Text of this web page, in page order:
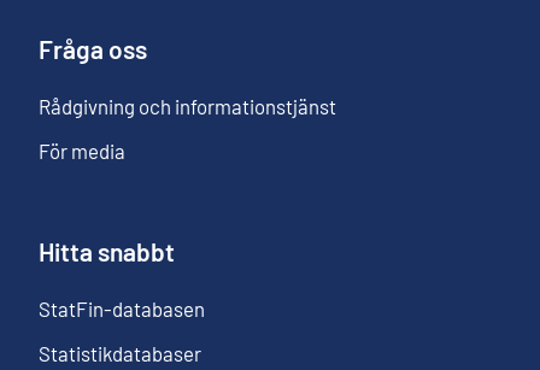
Fråga oss
Rådgivning och informationstjänst
För media
Hitta snabbt
StatFin-databasen
Statistikdatabaser